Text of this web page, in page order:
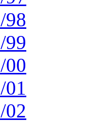
98
99
00
01
02